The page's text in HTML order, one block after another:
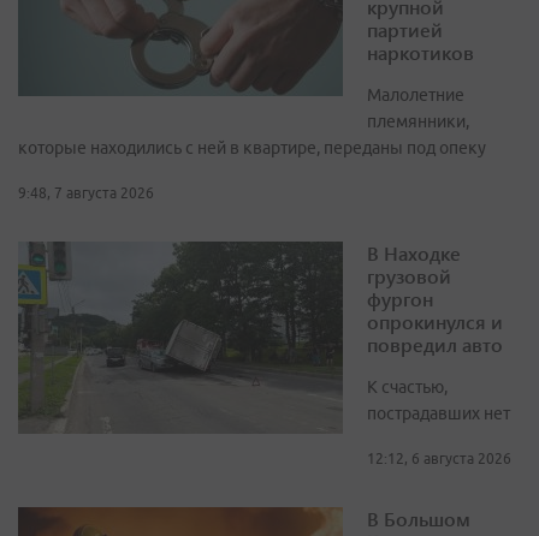
крупной
партией
наркотиков
Малолетние
племянники,
которые находились с ней в квартире, переданы под опеку
9:48, 7 августа 2026
В Находке
грузовой
фургон
опрокинулся и
повредил авто
К счастью,
пострадавших нет
12:12, 6 августа 2026
В Большом